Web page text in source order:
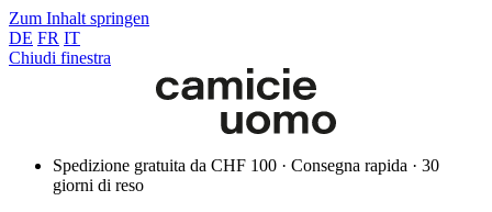
Zum Inhalt springen
DE FR IT
Chiudi finestra
Spedizione gratuita da CHF 100 · Consegna rapida · 30
giorni di reso